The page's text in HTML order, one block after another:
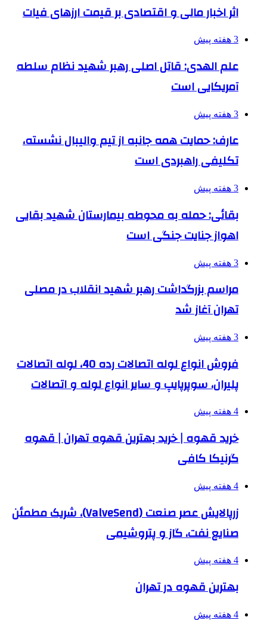
اثر اخبار مالی و اقتصادی بر قیمت ارزهای فیات
3 هفته پیش
علم الهدی: قاتل اصلی رهبر شهید نظام سلطه
آمریکایی است
3 هفته پیش
عارف: حمایت همه جانبه از تیم والیبال نشسته،
تکلیفی راهبردی است
3 هفته پیش
بقائی: حمله به محوطه بیمارستان شهید بقایی
اهواز جنایت جنگی است
3 هفته پیش
مراسم بزرگداشت رهبر شهید انقلاب در مصلی
تهران آغاز شد
3 هفته پیش
فروش انواع لوله اتصالات رده 40، لوله اتصالات
پلیران، سوپرپایپ و سایر انواع لوله و اتصالات
4 هفته پیش
خرید قهوه | خرید بهترین قهوه تهران | قهوه
گرنیکا کافی
4 هفته پیش
زرپالایش عصر صنعت (ValveSend)، شریک مطمئن
صنایع نفت، گاز و پتروشیمی
4 هفته پیش
بهترین قهوه در تهران
4 هفته پیش